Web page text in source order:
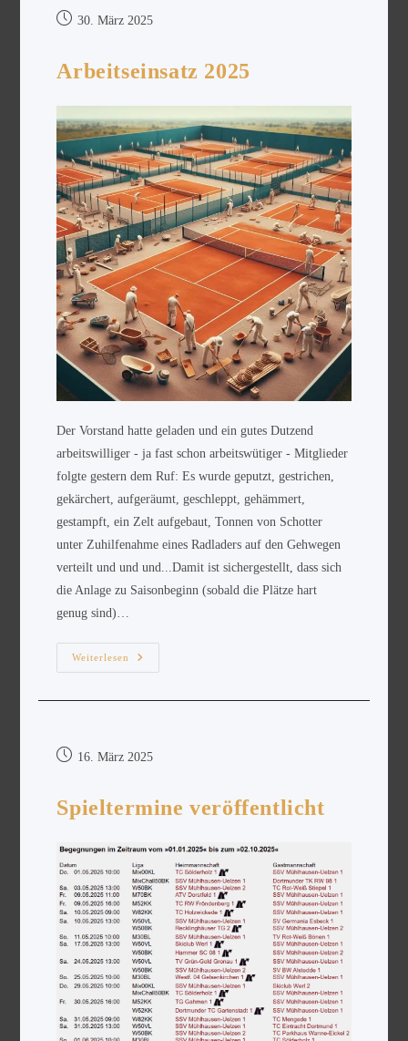
30. März 2025
Arbeitseinsatz 2025
Der Vorstand hatte geladen und ein gutes Dutzend
arbeitswilliger - ja fast schon arbeitswütiger - Mitglieder
folgte gestern dem Ruf: Es wurde geputzt, gestrichen,
gekärchert, aufgeräumt, geschleppt, gehämmert,
gestampft, ein Zelt aufgebaut, Tonnen von Schotter
unter Zuhilfenahme eines Radladers auf den Gehwegen
verteilt und und und...Damit ist sichergestellt, dass sich
die Anlage zu Saisonbeginn (sobald die Plätze hart
genug sind)…
Weiterlesen
16. März 2025
Spieltermine veröffentlicht